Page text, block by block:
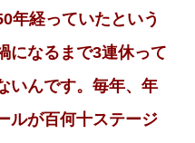
年経っていたという
になるまで3連休って
いんです。毎年、年
ルが百何十ステージ